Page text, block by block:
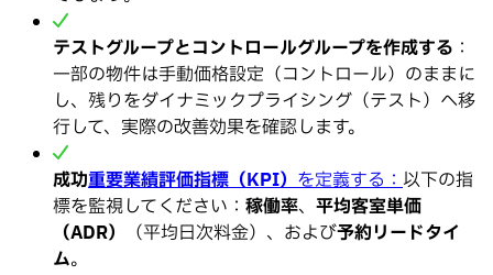
テストグループとコントロールグループを作成する ：
一部の物件は手動価格設定（コントロール）のままに
し、残りをダイナミックプライシング（テスト）へ移
行して、実際の改善効果を確認します。
成功重要業績評価指標（KPI）を定義する：以下の指
標を監視してください： 稼働率、 平均客室単価
（ADR）
（平均日次料金）、および予約リードタイ
ム。